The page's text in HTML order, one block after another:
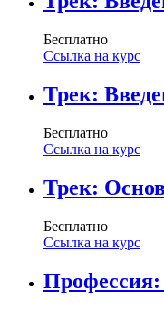
Бесплатно
Ссылка на курс
Трек:
Бесплатно
Ссылка на курс
Трек:
Бесплатно
Ссылка на курс
Профессия: